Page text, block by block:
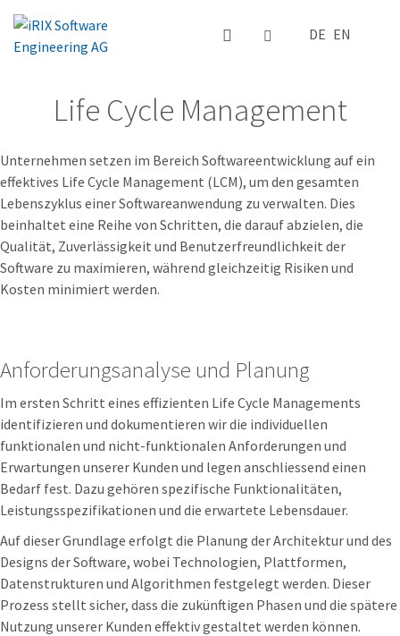
Sprache
DE EN
Life Cycle Management
Unternehmen setzen im Bereich Softwareentwicklung auf ein
effektives Life Cycle Management (LCM), um den gesamten
Lebenszyklus einer Softwareanwendung zu verwalten. Dies
beinhaltet eine Reihe von Schritten, die darauf abzielen, die
Qualität, Zuverlässigkeit und Benutzerfreundlichkeit der
Software zu maximieren, während gleichzeitig Risiken und
Kosten minimiert werden.
Anforderungsanalyse und Planung
Im ersten Schritt eines effizienten Life Cycle Managements
identifizieren und dokumentieren wir die individuellen
funktionalen und nicht-funktionalen Anforderungen und
Erwartungen unserer Kunden und legen anschliessend einen
Bedarf fest. Dazu gehören spezifische Funktionalitäten,
Leistungsspezifikationen und die erwartete Lebensdauer.
Auf dieser Grundlage erfolgt die Planung der Architektur und des
Designs der Software, wobei Technologien, Plattformen,
Datenstrukturen und Algorithmen festgelegt werden. Dieser
Prozess stellt sicher, dass die zukünftigen Phasen und die spätere
Nutzung unserer Kunden effektiv gestaltet werden können.